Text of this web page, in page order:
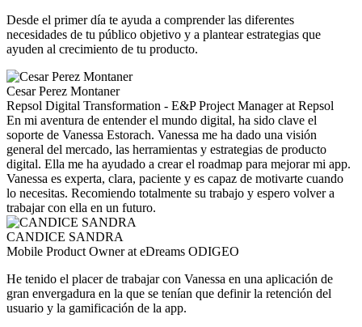
Desde el primer día te ayuda a comprender las diferentes
necesidades de tu público objetivo y a plantear estrategias que
ayuden al crecimiento de tu producto.
Cesar Perez Montaner
Repsol Digital Transformation - E&P Project Manager at Repsol
En mi aventura de entender el mundo digital, ha sido clave el
soporte de Vanessa Estorach. Vanessa me ha dado una visión
general del mercado, las herramientas y estrategias de producto
digital. Ella me ha ayudado a crear el roadmap para mejorar mi app.
Vanessa es experta, clara, paciente y es capaz de motivarte cuando
lo necesitas. Recomiendo totalmente su trabajo y espero volver a
trabajar con ella en un futuro.
CANDICE SANDRA
Mobile Product Owner at eDreams ODIGEO
He tenido el placer de trabajar con Vanessa en una aplicación de
gran envergadura en la que se tenían que definir la retención del
usuario y la gamificación de la app.